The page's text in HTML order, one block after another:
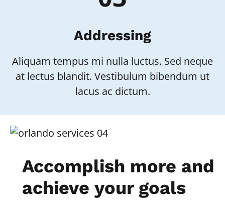
Addressing
Aliquam tempus mi nulla luctus. Sed neque
at lectus blandit. Vestibulum bibendum ut
lacus ac dictum.
Accomplish more and
achieve your goals